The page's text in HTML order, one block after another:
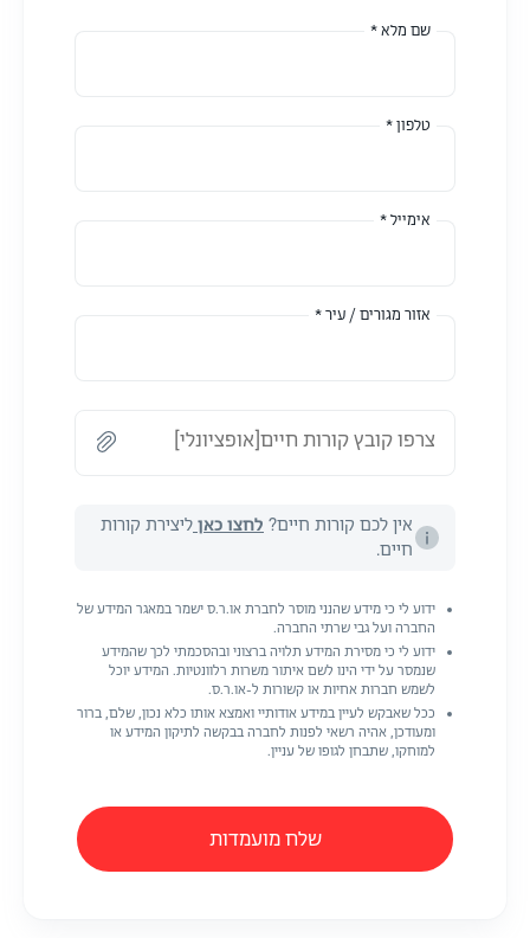
שם מלא *
טלפון *
אימייל *
אזור מגורים / עיר *
צרפו קובץ קורות חיים[אופציונלי]
אין לכם קורות חיים? לחצו כאן ליצירת קורות
חיים.
ידוע לי כי מידע שהנני מוסר לחברת או.ר.ס ישמר במאגר המידע של
החברה ועל גבי שרתי החברה.
ידוע לי כי מסירת המידע תלויה ברצוני ובהסכמתי לכך שהמידע
שנמסר על ידי הינו לשם איתור משרות רלוונטיות. המידע יוכל
לשמש חברות אחיות או קשורות ל-או.ר.ס.
ככל שאבקש לעיין במידע אודותיי ואמצא אותו כלא נכון, שלם, ברור
ומעודכן, אהיה רשאי לפנות לחברה בבקשה לתיקון המידע או
למוחקו, שתבחן לגופו של עניין.
שלח מועמדות